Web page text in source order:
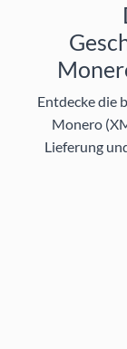
Entdecke die
Monero
Lieferung